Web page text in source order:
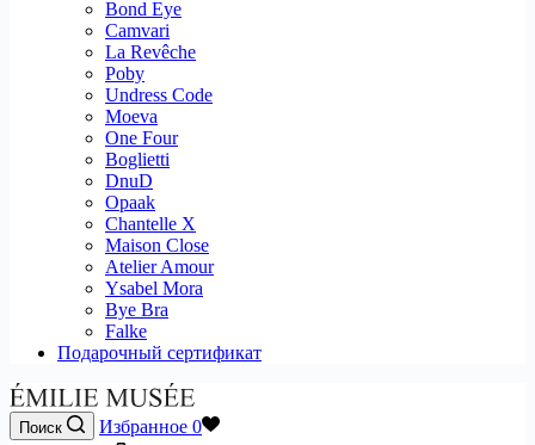
Bond Eye
Camvari
La Revêche
Poby
Undress Code
Moeva
One Four
Boglietti
DnuD
Opaak
Chantelle X
Maison Close
Atelier Amour
Ysabel Mora
Bye Bra
Falke
Подарочный сертификат
Поиск Избранное 0